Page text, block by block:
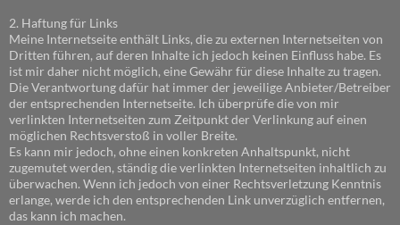
2. Haftung für Links
Meine Internetseite enthält Links, die zu externen Internetseiten von
Dritten führen, auf deren Inhalte ich jedoch keinen Einfluss habe. Es
ist mir daher nicht möglich, eine Gewähr für diese Inhalte zu tragen.
Die Verantwortung dafür hat immer der jeweilige Anbieter/Betreiber
der entsprechenden Internetseite. Ich überprüfe die von mir
verlinkten Internetseiten zum Zeitpunkt der Verlinkung auf einen
möglichen Rechtsverstoß in voller Breite.
Es kann mir jedoch, ohne einen konkreten Anhaltspunkt, nicht
zugemutet werden, ständig die verlinkten Internetseiten inhaltlich zu
überwachen. Wenn ich jedoch von einer Rechtsverletzung Kenntnis
erlange, werde ich den entsprechenden Link unverzüglich entfernen,
das kann ich machen.